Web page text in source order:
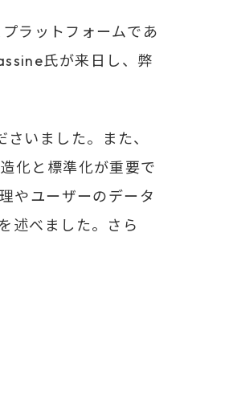
ラットフォームであ
氏が来日し、弊
いました。また、
化と標準化が重要で
やユーザーのデータ
述べました。さら